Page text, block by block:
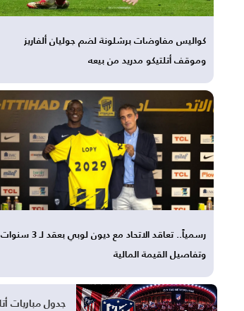
كواليس مفاوضات برشلونة لضم جوليان ألفاريز
وموقف أتلتيكو مدريد من بيعه
رسمياً.. تعاقد الاتحاد مع ديون لوبي بعقد لـ 3 سنوات
وتفاصيل القيمة المالية